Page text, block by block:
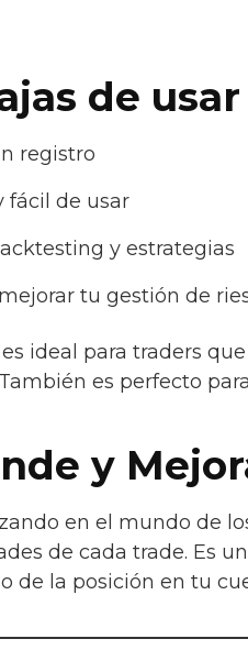
de
registro
fácil de usar
y estrategias
tu gestión de
ideal para traders
es perfecto
y
en el mundo de
de cada trade. Es
de la posición en tu